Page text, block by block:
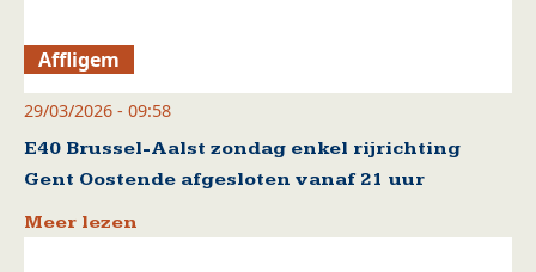
Affligem
29/03/2026 - 09:58
E40 Brussel-Aalst zondag enkel rijrichting
Gent Oostende afgesloten vanaf 21 uur
Meer lezen